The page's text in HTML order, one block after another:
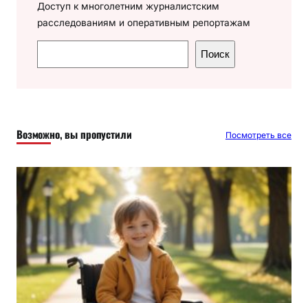
Доступ к многолетним журналистским
расследованиям и оперативным репортажам
о
Поиск
Возможно, вы пропустили Посмотреть все